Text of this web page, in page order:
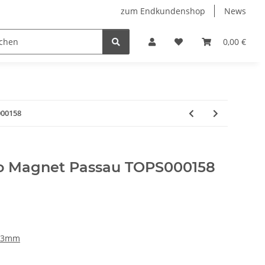
zum Endkundenshop News
0,00 €
Verkaufstüten FFP2-Masken
Passau TOPS000158